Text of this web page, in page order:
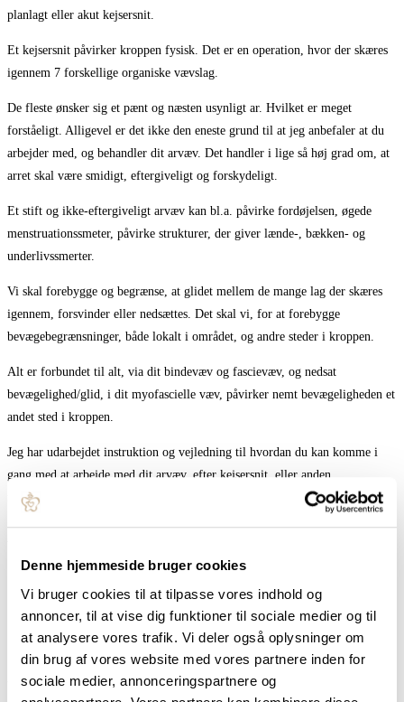
Denne hjemmeside bruger cookies
Vi bruger cookies til at tilpasse vores indhold og
annoncer, til at vise dig funktioner til sociale medier og til
at analysere vores trafik. Vi deler også oplysninger om
din brug af vores website med vores partnere inden for
sociale medier, annonceringspartnere og
planlagt eller akut kejsersnit.
Et kejsersnit påvirker kroppen fysisk. Det er en operation, hvor der skæres
igennem 7 forskellige organiske vævslag.
De fleste ønsker sig et pænt og næsten usynligt ar. Hvilket er meget
forståeligt. Alligevel er det ikke den eneste grund til at jeg anbefaler at du
arbejder med, og behandler dit arvæv. Det handler i lige så høj grad om, at
arret skal være smidigt, eftergiveligt og forskydeligt.
Et stift og ikke-eftergiveligt arvæv kan bl.a. påvirke fordøjelsen, øgede
menstruationssmeter, påvirke strukturer, der giver lænde-, bækken- og
underlivssmerter.
Vi skal forebygge og begrænse, at glidet mellem de mange lag der skæres
igennem, forsvinder eller nedsættes. Det skal vi, for at forebygge
bevægebegrænsninger, både lokalt i området, og andre steder i kroppen.
Alt er forbundet til alt, via dit bindevæv og fascievæv, og nedsat
bevægelighed/glid, i dit myofascielle væv, påvirker nemt bevægeligheden et
andet sted i kroppen.
Jeg har udarbejdet instruktion og vejledning til hvordan du kan komme i
gang med at arbejde med dit arvæv, efter kejsersnit, eller anden
mavekirurgi.
Manuel massage og stræk af arvævet
Styrkende og stabiliserende øvelser for bækken og kerne området
Mobiliserende øvelser, der påvirker bindevæv og fascievæv i
området og globalt i kroppen
At blive sendt hjem med baby efter kejsersnit, kan ofte være overvældende.